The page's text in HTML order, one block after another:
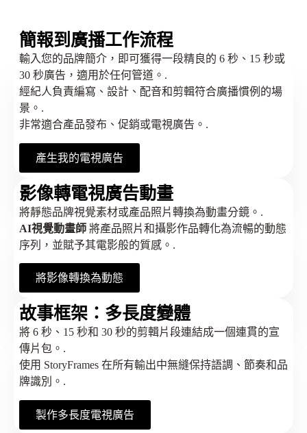
簡報到廣播工作流程
輸入您的品牌簡介，即可獲得一段精良的 6 秒、15 秒或
30 秒廣告，適用於任何管道。.
經紀人負責編寫、設計、配音和剪輯符合廣播慣例的場
景。.
非常適合產品發布、促銷或電視廣告。.
產生我的電視廣告
影像轉電視廣告動畫
將靜態品牌視覺素材或產品照片轉換為動畫分鏡。.
AI視覺動畫師 將產品照片和攝影作品轉化為流暢的動態
序列，並賦予其電影般的質感。.
將影像轉換為動態
故事框架：多長度變體
將 6 秒、15 秒和 30 秒的剪輯片段連結成一個連貫的宣
傳片包。.
使用 StoryFrames 在所有輸出中無縫保持語調、節奏和品
牌識別。.
製作多長度電視廣告